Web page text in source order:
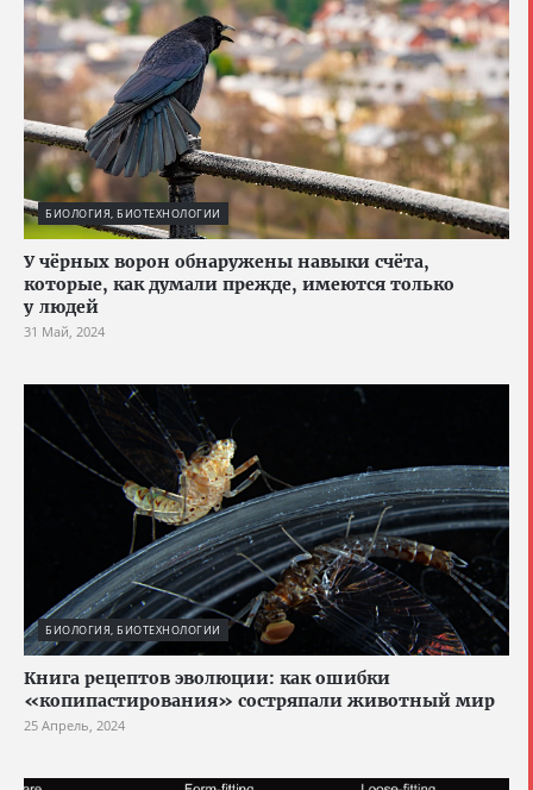
БИОЛОГИЯ, БИОТЕХНОЛОГИИ
У чёрных ворон обнаружены навыки счёта,
которые, как думали прежде, имеются только
у людей
31 Май, 2024
БИОЛОГИЯ, БИОТЕХНОЛОГИИ
Книга рецептов эволюции: как ошибки
«копипастирования» состряпали животный мир
25 Апрель, 2024